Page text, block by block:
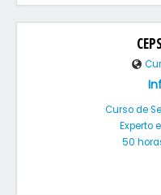
Curso de
Experto
50